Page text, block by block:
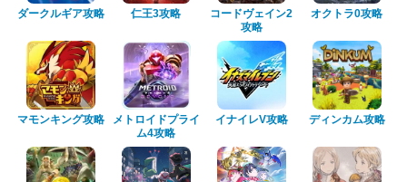
ダークルギア攻略 仁王3攻略
コードヴェイン2
攻略
オクトラ0攻略
マモンキング攻略
メトロイドプライ
ム4攻略
イナイレV攻略 ディンカム攻略